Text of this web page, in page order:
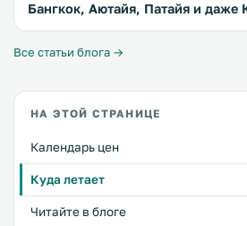
Бангкок, Аютайя, Патайя и даже
Все статьи блога →
НА ЭТОЙ СТРАНИЦЕ
Календарь цен
Куда летает
Читайте в блоге